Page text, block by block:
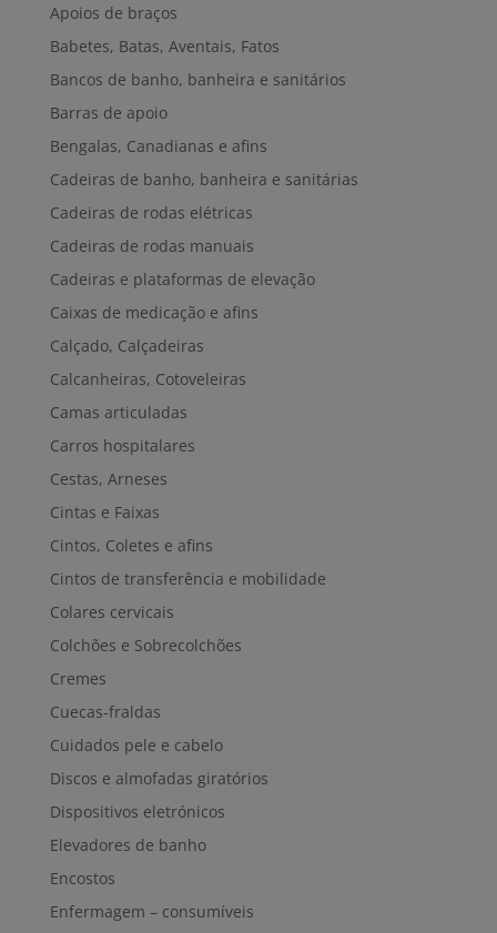
Apoios de braços
Babetes, Batas, Aventais, Fatos
Bancos de banho, banheira e sanitários
Barras de apoio
Bengalas, Canadianas e afins
Cadeiras de banho, banheira e sanitárias
Cadeiras de rodas elétricas
Cadeiras de rodas manuais
Cadeiras e plataformas de elevação
Caixas de medicação e afins
Calçado, Calçadeiras
Calcanheiras, Cotoveleiras
Camas articuladas
Carros hospitalares
Cestas, Arneses
Cintas e Faixas
Cintos, Coletes e afins
Cintos de transferência e mobilidade
Colares cervicais
Colchões e Sobrecolchões
Cremes
Cuecas-fraldas
Cuidados pele e cabelo
Discos e almofadas giratórios
Dispositivos eletrónicos
Elevadores de banho
Encostos
Enfermagem – consumíveis